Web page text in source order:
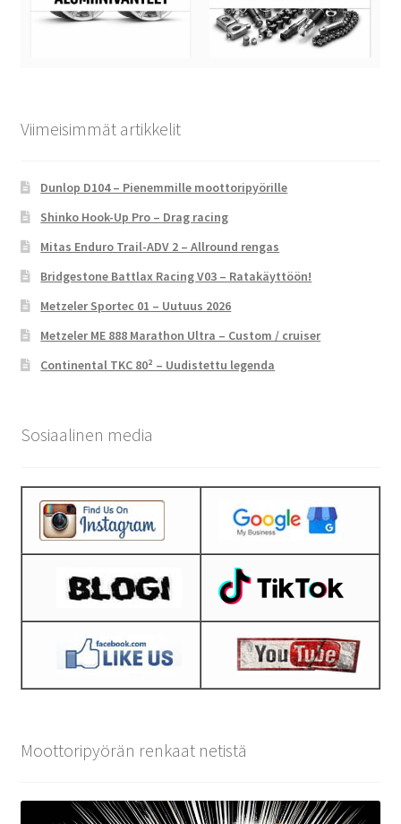
Viimeisimmät artikkelit
Dunlop D104 – Pienemmille moottoripyörille
Shinko Hook-Up Pro – Drag racing
Mitas Enduro Trail-ADV 2 – Allround rengas
Bridgestone Battlax Racing V03 – Ratakäyttöön!
Metzeler Sportec 01 – Uutuus 2026
Metzeler ME 888 Marathon Ultra – Custom / cruiser
Continental TKC 80² – Uudistettu legenda
Sosiaalinen media
Moottoripyörän renkaat netistä